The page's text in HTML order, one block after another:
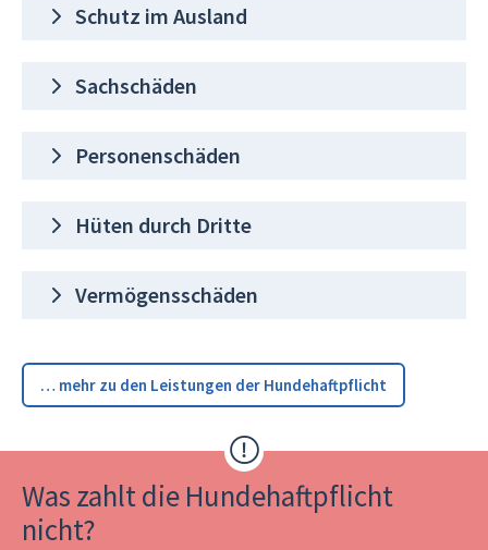
Schutz im Ausland
Sachschäden
Personenschäden
Hüten durch Dritte
Vermögensschäden
… mehr zu den Leistungen der Hundehaftpflicht
Was zahlt die Hundehaftpflicht
nicht?